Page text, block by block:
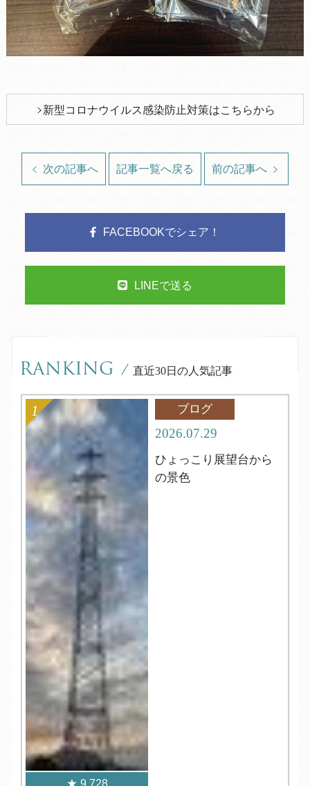
新型コロナウイルス感染防止対策はこちらから
次の記事へ 記事一覧へ戻る 前の記事へ
FACEBOOKでシェア！
LINEで送る
RANKING / 直近30日の人気記事
9,728
ブログ
2026.07.29
ひょっこり展望台から
の景色